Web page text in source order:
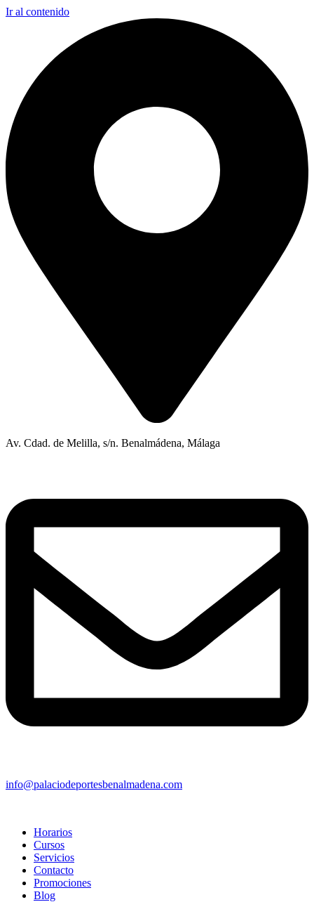
Ir al contenido
Av. Cdad. de Melilla, s/n. Benalmádena, Málaga
info@palaciodeportesbenalmadena.com
Horarios
Cursos
Servicios
Contacto
Promociones
Blog